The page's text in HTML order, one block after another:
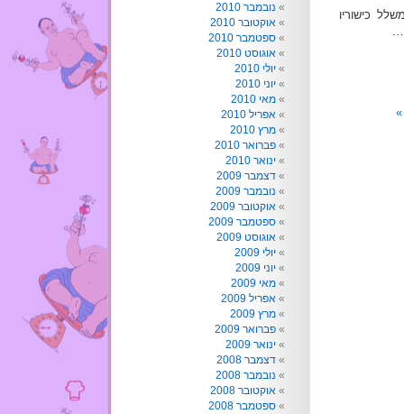
כישוריו
»
נובמבר 2010
אוקטובר 2010
ספטמבר 2010
אוגוסט 2010
יולי 2010
יוני 2010
מאי 2010
אפריל 2010
מרץ 2010
פברואר 2010
ינואר 2010
דצמבר 2009
נובמבר 2009
אוקטובר 2009
ספטמבר 2009
אוגוסט 2009
יולי 2009
יוני 2009
מאי 2009
אפריל 2009
מרץ 2009
פברואר 2009
ינואר 2009
דצמבר 2008
נובמבר 2008
אוקטובר 2008
ספטמבר 2008